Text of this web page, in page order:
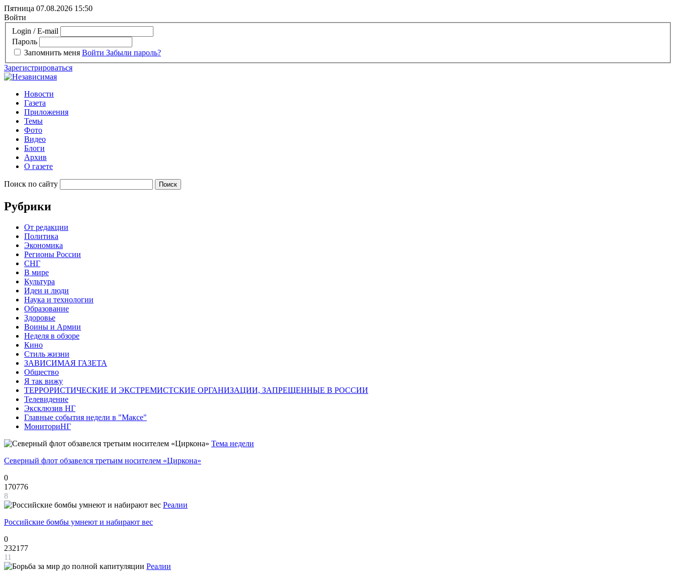
Пятница 07.08.2026 15:50
Войти
Login / E-mail
Пароль
Запомнить меня Войти Забыли пароль?
Зарегистрироваться
Новости
Газета
Приложения
Темы
Фото
Видео
Блоги
Архив
О газете
Поиск по сайту
Рубрики
От редакции
Политика
Экономика
Регионы России
СНГ
В мире
Культура
Идеи и люди
Наука и технологии
Образование
Здоровье
Воины и Армии
Неделя в обзоре
Кино
Стиль жизни
ЗАВИСИМАЯ ГАЗЕТА
Общество
Я так вижу
ТЕРРОРИСТИЧЕСКИЕ И ЭКСТРЕМИСТСКИЕ ОРГАНИЗАЦИИ, ЗАПРЕЩЕННЫЕ В РОССИИ
Телевидение
Эксклюзив НГ
Главные события недели в "Максе"
МониториНГ
Тема недели
Северный флот обзавелся третьим носителем «Циркона»
0
170776
8
Реалии
Российские бомбы умнеют и набирают вес
0
232177
11
Реалии